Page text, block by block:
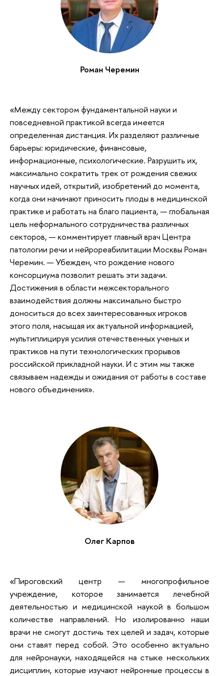
Роман Черемин
«Между сектором фундаментальной науки и
повседневной практикой всегда имеется
определенная дистанция. Их разделяют различные
барьеры: юридические, финансовые,
информационные, психологические. Разрушить их,
максимально сократить трек от рождения свежих
научных идей, открытий, изобретений до момента,
когда они начинают приносить плоды в медицинской
практике и работать на благо пациента, — глобальная
цель неформального сотрудничества различных
секторов, — комментирует главный врач Центра
патологии речи и нейрореабилитации Москвы Роман
Черемин. — Убежден, что рождение нового
консорциума позволит решать эти задачи.
Достижения в области межсекторального
взаимодействия должны максимально быстро
доноситься до всех заинтересованных игроков
этого поля, насыщая их актуальной информацией,
мультиплицируя усилия отечественных ученых и
практиков на пути технологических прорывов
российской прикладной науки. И с этим мы также
связываем надежды и ожидания от работы в составе
нового объединения».
Олег Карпов
«Пироговский центр — многопрофильное
учреждение, которое занимается лечебной
деятельностью и медицинской наукой в большом
количестве направлений. Но изолированно наши
врачи не смогут достичь тех целей и задач, которые
они ставят перед собой. Это особенно актуально
для нейронауки, находящейся на стыке нескольких
дисциплин, которые изучают нейронные процессы в